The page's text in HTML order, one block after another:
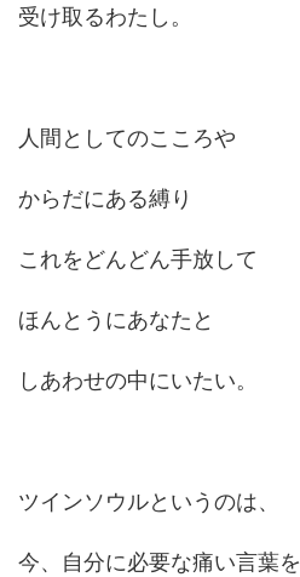
受け取るわたし。
人間としてのこころや
からだにある縛り
これをどんどん手放して
ほんとうにあなたと
しあわせの中にいたい。
ツインソウルというのは、
今、自分に必要な痛い言葉を